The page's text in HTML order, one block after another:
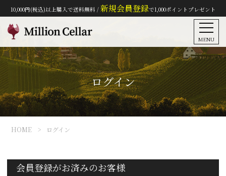
10,000円(税込)以上購入で送料無料 / 新規会員登録で1,000ポイントプレゼント
MENU
ログイン
HOME ログイン
会員登録がお済みのお客様